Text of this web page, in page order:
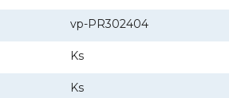
vp-PR302404
Ks
Ks